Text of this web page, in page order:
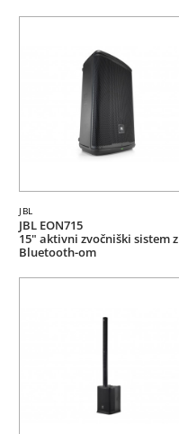
JBL
JBL EON715
15" aktivni zvočniški sistem z
Bluetooth-om